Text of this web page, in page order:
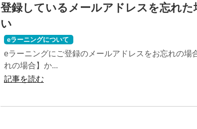
登録しているメールアドレスを忘れ
い
eラーニングについて
eラーニングにご登録のメールアドレスをお忘れの場
れの場合】か...
記事を読む